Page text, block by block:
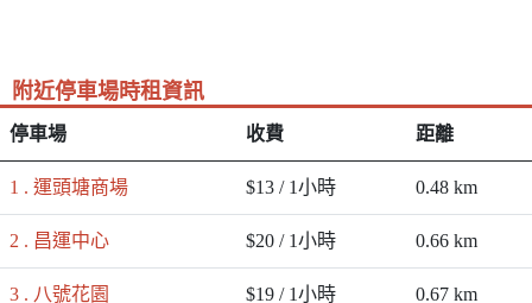
附近停車場時租資訊
停車場 收費 距離
1 . 運頭塘商場 $13 / 1小時 0.48 km
2 . 昌運中心 $20 / 1小時 0.66 km
3 . 八號花園 $19 / 1小時 0.67 km